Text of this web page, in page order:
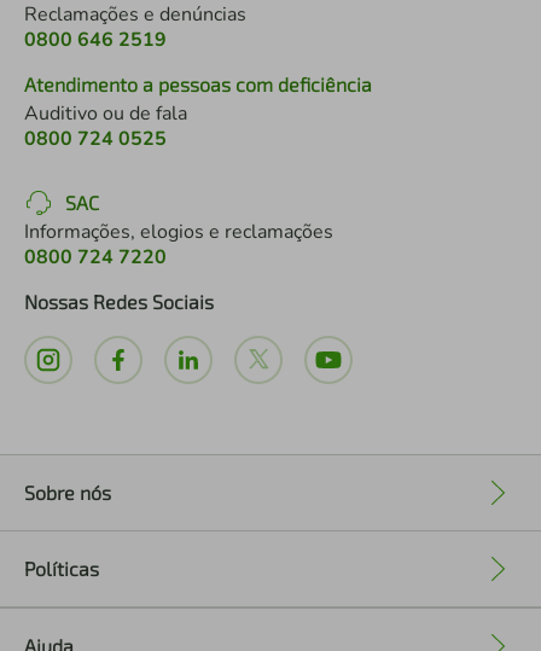
Reclamações e denúncias
0800 646 2519
Atendimento a pessoas com deficiência
Auditivo ou de fala
0800 724 0525
SAC
Informações, elogios e reclamações
0800 724 7220
Nossas Redes Sociais
Sobre nós
Políticas
Ajuda